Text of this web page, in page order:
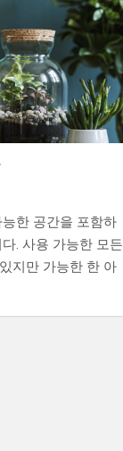
한 공간을 포함하
. 사용 가능한 모든
지만 가능한 한 아